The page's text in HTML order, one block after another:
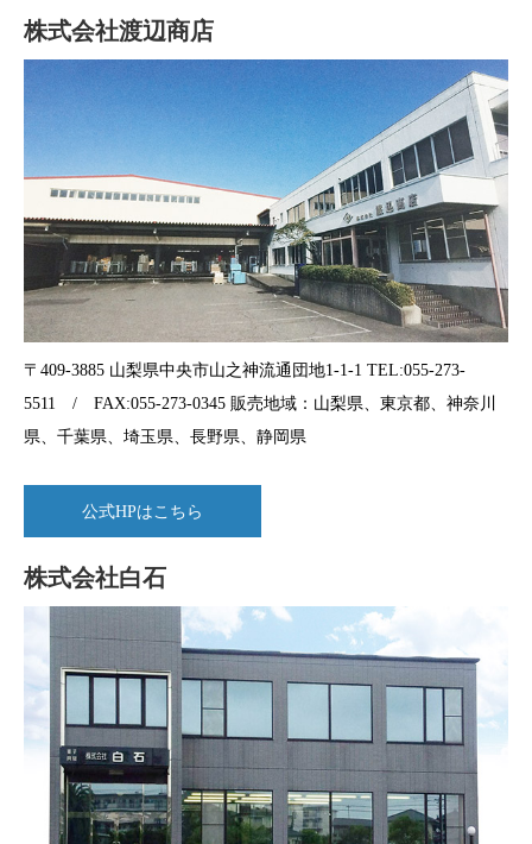
株式会社渡辺商店
〒409-3885 山梨県中央市山之神流通団地1-1-1 TEL:055-273-
5511 / FAX:055-273-0345 販売地域：山梨県、東京都、神奈川
県、千葉県、埼玉県、長野県、静岡県
公式HPはこちら
株式会社白石